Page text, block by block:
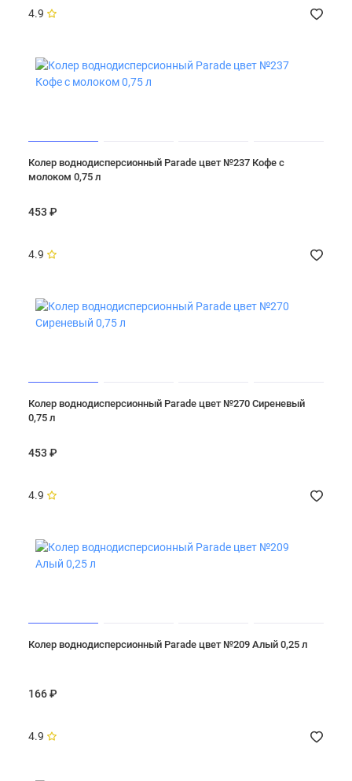
Масла, воски и морилки
Показать все
4.9
Колер воднодисперсионный Parade цвет №237 Кофе с
молоком 0,75 л
453 ₽
4.9
Колер воднодисперсионный Parade цвет №270 Сиреневый
0,75 л
453 ₽
4.9
Колер воднодисперсионный Parade цвет №209 Алый 0,25 л
166 ₽
4.9